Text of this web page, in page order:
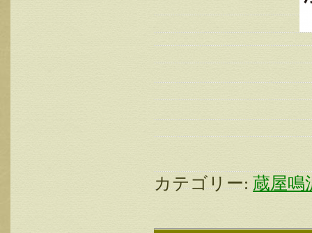
カテゴリー: 蔵屋鳴